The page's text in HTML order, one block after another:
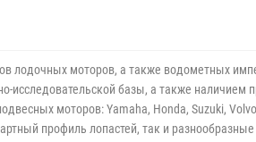
лодочных моторов, а также водометных
исследовательской базы, а также наличием
моторов: Yamaha, Honda, Suzuki,
профиль лопастей, так и